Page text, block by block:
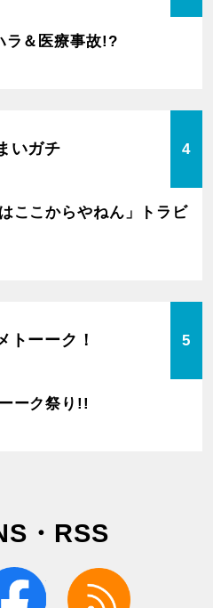
＆医療事故!?
いガチ 4
ここからやねん」トラビ
トーーク！ 5
ーク祭り!!
・RSS
facebook